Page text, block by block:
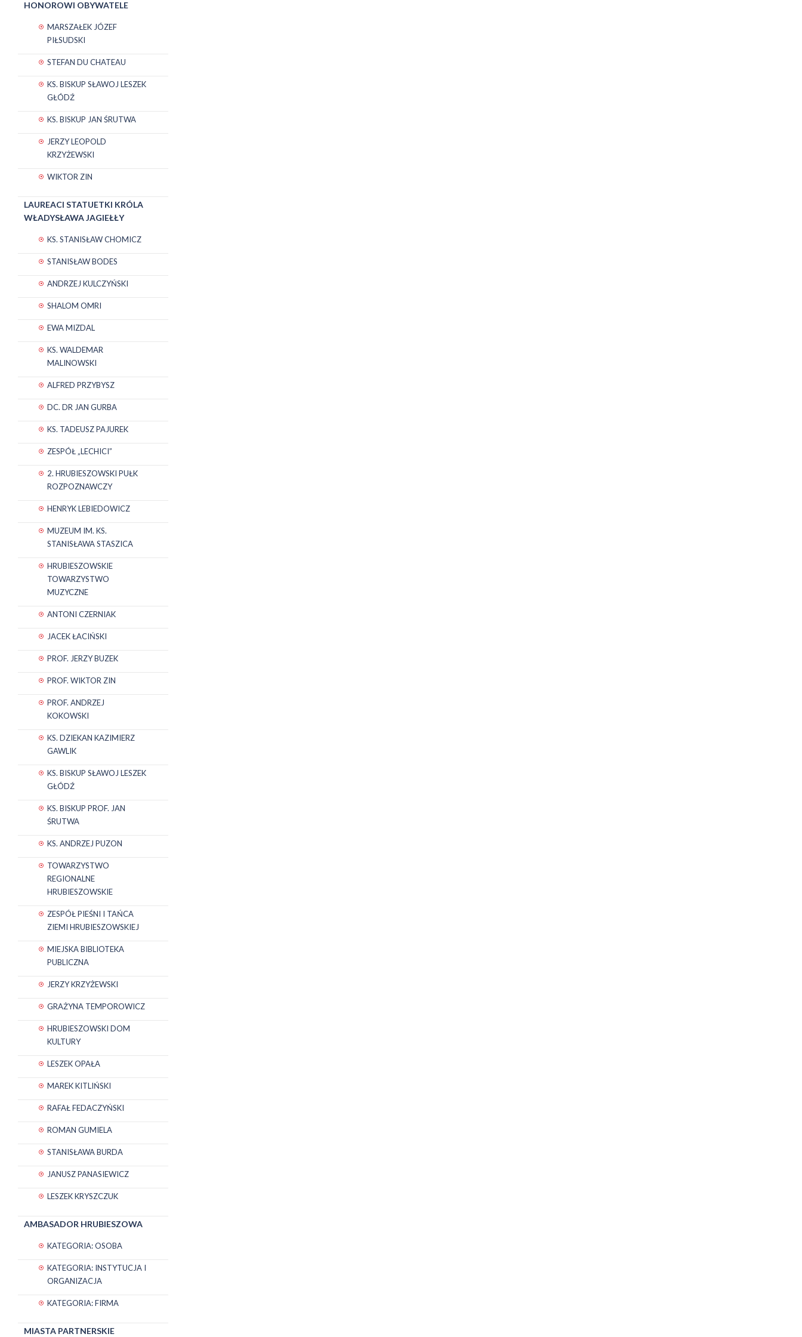
HONOROWI OBYWATELE
MARSZAŁEK JÓZEF
PIŁSUDSKI
STEFAN DU CHATEAU
KS. BISKUP SŁAWOJ LESZEK
GŁÓDŹ
KS. BISKUP JAN ŚRUTWA
JERZY LEOPOLD
KRZYŻEWSKI
WIKTOR ZIN
LAUREACI STATUETKI KRÓLA
WŁADYSŁAWA JAGIEŁŁY
KS. STANISŁAW CHOMICZ
STANISŁAW BODES
ANDRZEJ KULCZYŃSKI
SHALOM OMRI
EWA MIZDAL
KS. WALDEMAR
MALINOWSKI
ALFRED PRZYBYSZ
DC. DR JAN GURBA
KS. TADEUSZ PAJUREK
ZESPÓŁ „LECHICI”
2. HRUBIESZOWSKI PUŁK
ROZPOZNAWCZY
HENRYK LEBIEDOWICZ
MUZEUM IM. KS.
STANISŁAWA STASZICA
HRUBIESZOWSKIE
TOWARZYSTWO
MUZYCZNE
ANTONI CZERNIAK
JACEK ŁACIŃSKI
PROF. JERZY BUZEK
PROF. WIKTOR ZIN
PROF. ANDRZEJ
KOKOWSKI
KS. DZIEKAN KAZIMIERZ
GAWLIK
KS. BISKUP SŁAWOJ LESZEK
GŁÓDŹ
KS. BISKUP PROF. JAN
ŚRUTWA
KS. ANDRZEJ PUZON
TOWARZYSTWO
REGIONALNE
HRUBIESZOWSKIE
ZESPÓŁ PIEŚNI I TAŃCA
ZIEMI HRUBIESZOWSKIEJ
MIEJSKA BIBLIOTEKA
PUBLICZNA
JERZY KRZYŻEWSKI
GRAŻYNA TEMPOROWICZ
HRUBIESZOWSKI DOM
KULTURY
LESZEK OPAŁA
MAREK KITLIŃSKI
RAFAŁ FEDACZYŃSKI
ROMAN GUMIELA
STANISŁAWA BURDA
JANUSZ PANASIEWICZ
LESZEK KRYSZCZUK
AMBASADOR HRUBIESZOWA
KATEGORIA: OSOBA
KATEGORIA: INSTYTUCJA I
ORGANIZACJA
KATEGORIA: FIRMA
MIASTA PARTNERSKIE